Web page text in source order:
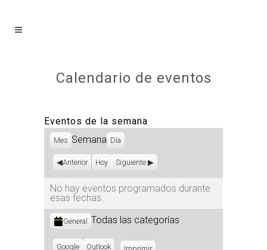
Calendario de eventos
Eventos de la semana
Mes Semana Día
Anterior Hoy Siguiente
No hay eventos programados durante
esas fechas.
Categorías
General Todas las categorías
Subscribe
Google
Subscribe
Outlook